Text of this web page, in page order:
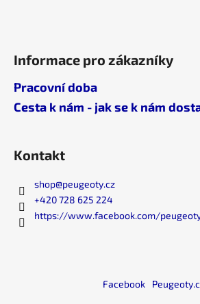
Informace pro zákazníky
Pracovní doba
Cesta k nám - jak se k nám
Kontakt
shop@peugeoty.cz
+420 728 625 224
https://www.facebook.com/
Facebook